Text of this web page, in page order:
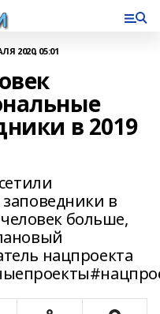
2020, 05:01
в 2019
в
больше,
нацпроекта